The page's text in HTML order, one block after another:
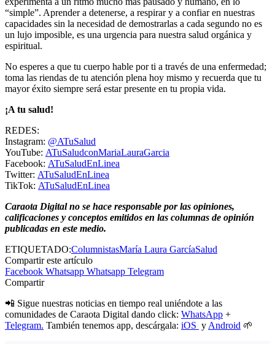
“simple”. Aprender a detenerse, a respirar y a confiar en nuestras
capacidades sin la necesidad de demostrarlas a cada segundo no es
un lujo imposible, es una urgencia para nuestra salud orgánica y
espiritual.
No esperes a que tu cuerpo hable por ti a través de una enfermedad;
toma las riendas de tu atención plena hoy mismo y recuerda que tu
mayor éxito siempre será estar presente en tu propia vida.
¡A tu salud!
REDES:
Instagram: @ATuSalud
YouTube: ATuSaludconMariaLauraGarcia
Facebook: ATuSaludEnLinea
Twitter: ATuSaludEnLinea
TikTok: ATuSaludEnLinea
Caraota Digital no se hace responsable por las opiniones,
calificaciones y conceptos emitidos en las columnas de opinión
publicadas en este medio.
ETIQUETADO:ColumnistasMaría Laura GarcíaSalud
Compartir este artículo
Facebook Whatsapp Whatsapp Telegram
Compartir
📲 Sigue nuestras noticias en tiempo real uniéndote a las
comunidades de Caraota Digital dando click: WhatsApp +
Telegram. También tenemos app, descárgala: iOS y Android 🌱